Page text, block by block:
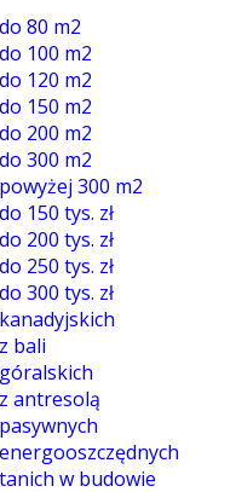
80 m2
100 m2
120 m2
150 m2
200 m2
300 m2
300 m2
150 tys. zł
200 tys. zł
250 tys. zł
300 tys. zł
bali
antresolą
w budowie